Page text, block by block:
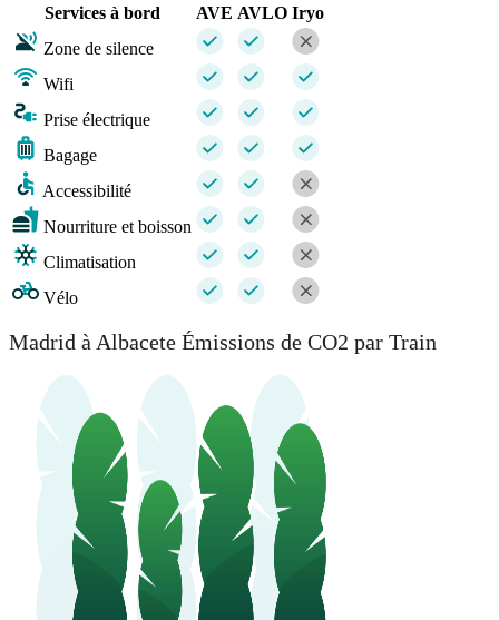
Services à bord
AVE AVLO Iryo
Zone de silence
Wifi
Prise électrique
Bagage
Accessibilité
Nourriture et boisson
Climatisation
Vélo
Madrid à Albacete Émissions de CO2 par Train